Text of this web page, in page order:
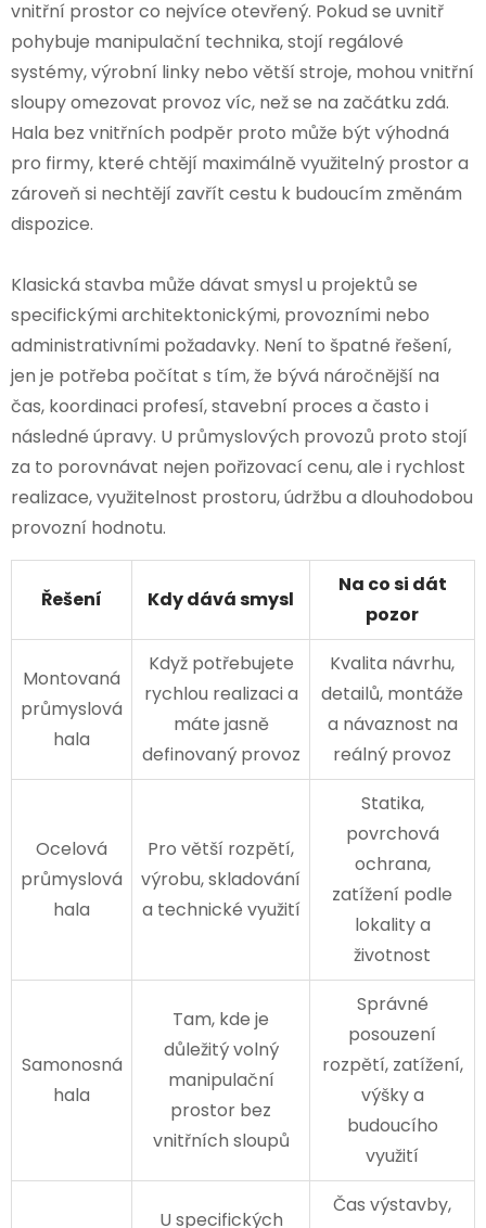
vnitřní prostor co nejvíce otevřený. Pokud se uvnitř
pohybuje manipulační technika, stojí regálové
systémy, výrobní linky nebo větší stroje, mohou vnitřní
sloupy omezovat provoz víc, než se na začátku zdá.
Hala bez vnitřních podpěr proto může být výhodná
pro firmy, které chtějí maximálně využitelný prostor a
zároveň si nechtějí zavřít cestu k budoucím změnám
dispozice.
Klasická stavba může dávat smysl u projektů se
specifickými architektonickými, provozními nebo
administrativními požadavky. Není to špatné řešení,
jen je potřeba počítat s tím, že bývá náročnější na
čas, koordinaci profesí, stavební proces a často i
následné úpravy. U průmyslových provozů proto stojí
za to porovnávat nejen pořizovací cenu, ale i rychlost
realizace, využitelnost prostoru, údržbu a dlouhodobou
provozní hodnotu.
Řešení Kdy dává smysl
Na co si dát
pozor
Montovaná
průmyslová
hala
Když potřebujete
rychlou realizaci a
máte jasně
definovaný provoz
Kvalita návrhu,
detailů, montáže
a návaznost na
reálný provoz
Ocelová
průmyslová
hala
Pro větší rozpětí,
výrobu, skladování
a technické využití
Statika,
povrchová
ochrana,
zatížení podle
lokality a
životnost
Samonosná
hala
Tam, kde je
důležitý volný
manipulační
prostor bez
vnitřních sloupů
Správné
posouzení
rozpětí, zatížení,
výšky a
budoucího
využití
U specifických
Čas výstavby,